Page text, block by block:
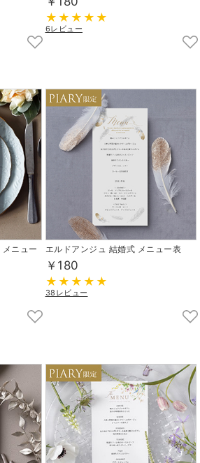
6レビュー
ニュー
エルドアンジュ 結婚式 メニュー表
￥180
38レビュー